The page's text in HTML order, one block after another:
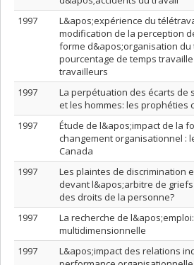
1997
L&apos;expérience du
modification de la perception
forme d&apos;organisation
pourcentage de temps
travailleurs
1997
La perpétuation des écarts de
et les hommes: les prophéties
1997
Étude de l&apos;impact de la
changement organisationnel :
Canada
1997
Les plaintes de discrimination
devant l&apos;arbitre de
des droits de la personne?
1997
La recherche de
multidimensionnelle
1997
L&apos;impact des relations